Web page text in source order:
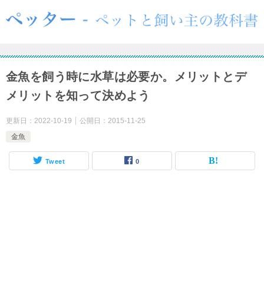
金魚を飼う時に水草は必要か。メリットとデ
メリットを知って決めよう
更新日： 2022-10-19 公開日： 2015-11-25
金魚
Tweet 0